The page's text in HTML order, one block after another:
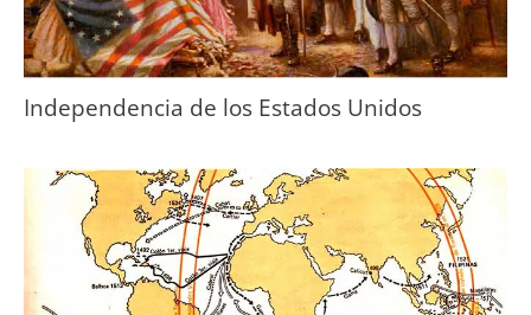
Independencia de los Estados Unidos